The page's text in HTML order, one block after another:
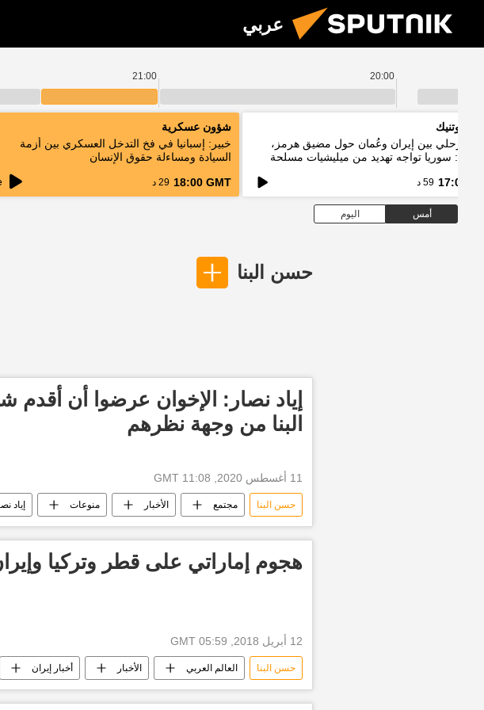
عربي
20:00
21:00
سبوتنيك
مرحلي بين إيران وعُمان حول مضيق هرمز،
سوريا تواجه تهديد من ميليشيات مسلحة
17:00 59 د
شؤون عسكرية
خبير: إسبانيا في فخ التدخل العسكري بين أزمة
السيادة ومساءلة حقوق الإنسان
18:00 GMT 29 د
أمس اليوم
حسن البنا
إياد نصار: الإخوان عرضوا أن
البنا من وجهة نظرهم
11 أغسطس 2020, 11:08 GMT
حسن البنا مجتمع الأخبار منوعات إياد
جماعة الإخوان المسلمين أخبار الأردن
هجوم إماراتي على قطر وتركيا
12 أبريل 2018, 05:59 GMT
حسن البنا العالم العربي الأخبار أخبار إيران
أنور قرقاش الرئيس العراقي الملك سلمان بن